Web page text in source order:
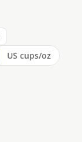
US cups/oz